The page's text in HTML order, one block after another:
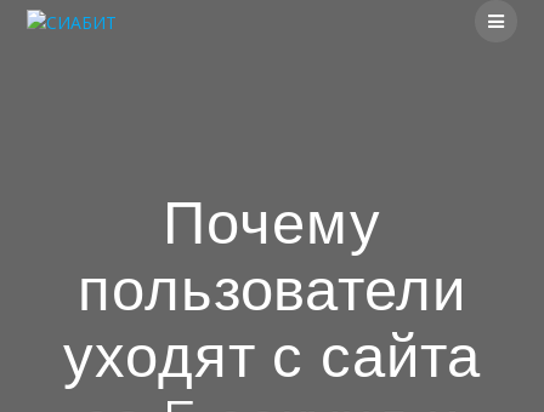
Почему
пользователи
уходят с сайта